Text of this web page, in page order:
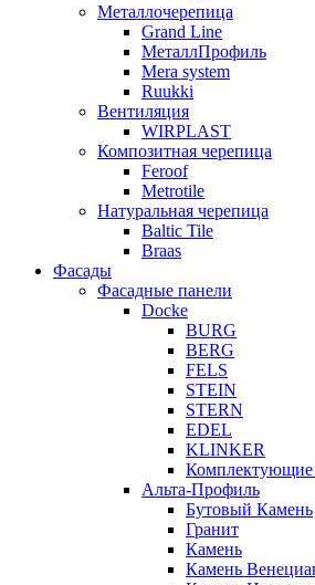
Металлочерепица
Grand Line
МеталлПрофиль
Mera system
Ruukki
Вентиляция
WIRPLAST
Композитная черепица
Feroof
Metrotile
Натуральная черепица
Baltic Tile
Braas
Фасады
Фасадные панели
Docke
BURG
BERG
FELS
STEIN
STERN
EDEL
KLINKER
Комплектующие
Альта-Профиль
Бутовый Камень
Гранит
Камень
Камень